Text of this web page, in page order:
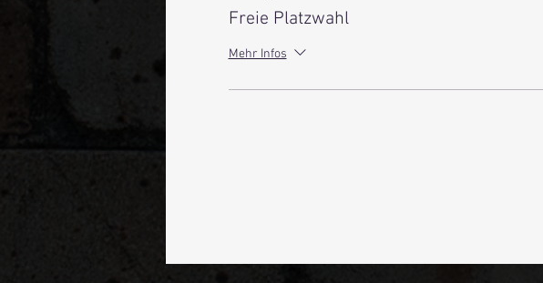
Freie Platzwahl
Mehr Infos